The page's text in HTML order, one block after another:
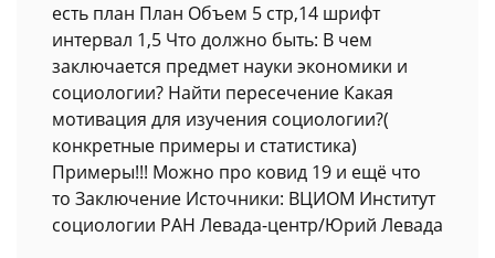
есть план План Объем 5 стр,14 шрифт
интервал 1,5 Что должно быть: В чем
заключается предмет науки экономики и
социологии? Найти пересечение Какая
мотивация для изучения социологии?(
конкретные примеры и статистика)
Примеры!!! Можно про ковид 19 и ещё что
то Заключение Источники: ВЦИОМ Институт
социологии РАН Левада-центр/Юрий Левада